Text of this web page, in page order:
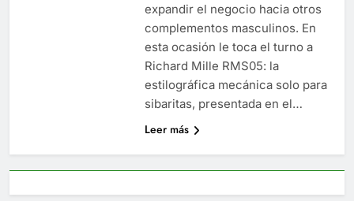
expandir el negocio hacia otros
complementos masculinos. En
esta ocasión le toca el turno a
Richard Mille RMS05: la
estilográfica mecánica solo para
sibaritas, presentada en el…
Leer más